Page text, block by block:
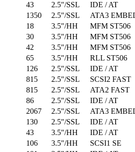
43 2.5"/SSL
IDE / AT
1350 2.5"/SSL
ATA3
18 3.5"/HH
MFM ST506
30 3.5"/HH
MFM ST506
42 3.5"/HH
MFM ST506
65 3.5"/HH
RLL ST506
126 2.5"/SSL
IDE / AT
815 2.5"/SSL
SCSI2 FAST
815 2.5"/SSL
ATA2 FAST
86 2.5"/SSL
IDE / AT
2067 2.5"/SSL
ATA3
130 2.5"/SSL
IDE / AT
43 3.5"/HH
IDE / AT
106 3.5"/HH
SCSI1 SE